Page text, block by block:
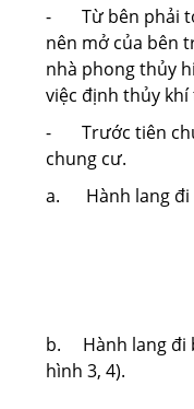
- Từ bên phải
nên mở của bên
nhà phong thủy
việc định thủy
- Trước tiên
chung cư.
a. Hành lang đi
b. Hành lang đi
hình 3, 4).